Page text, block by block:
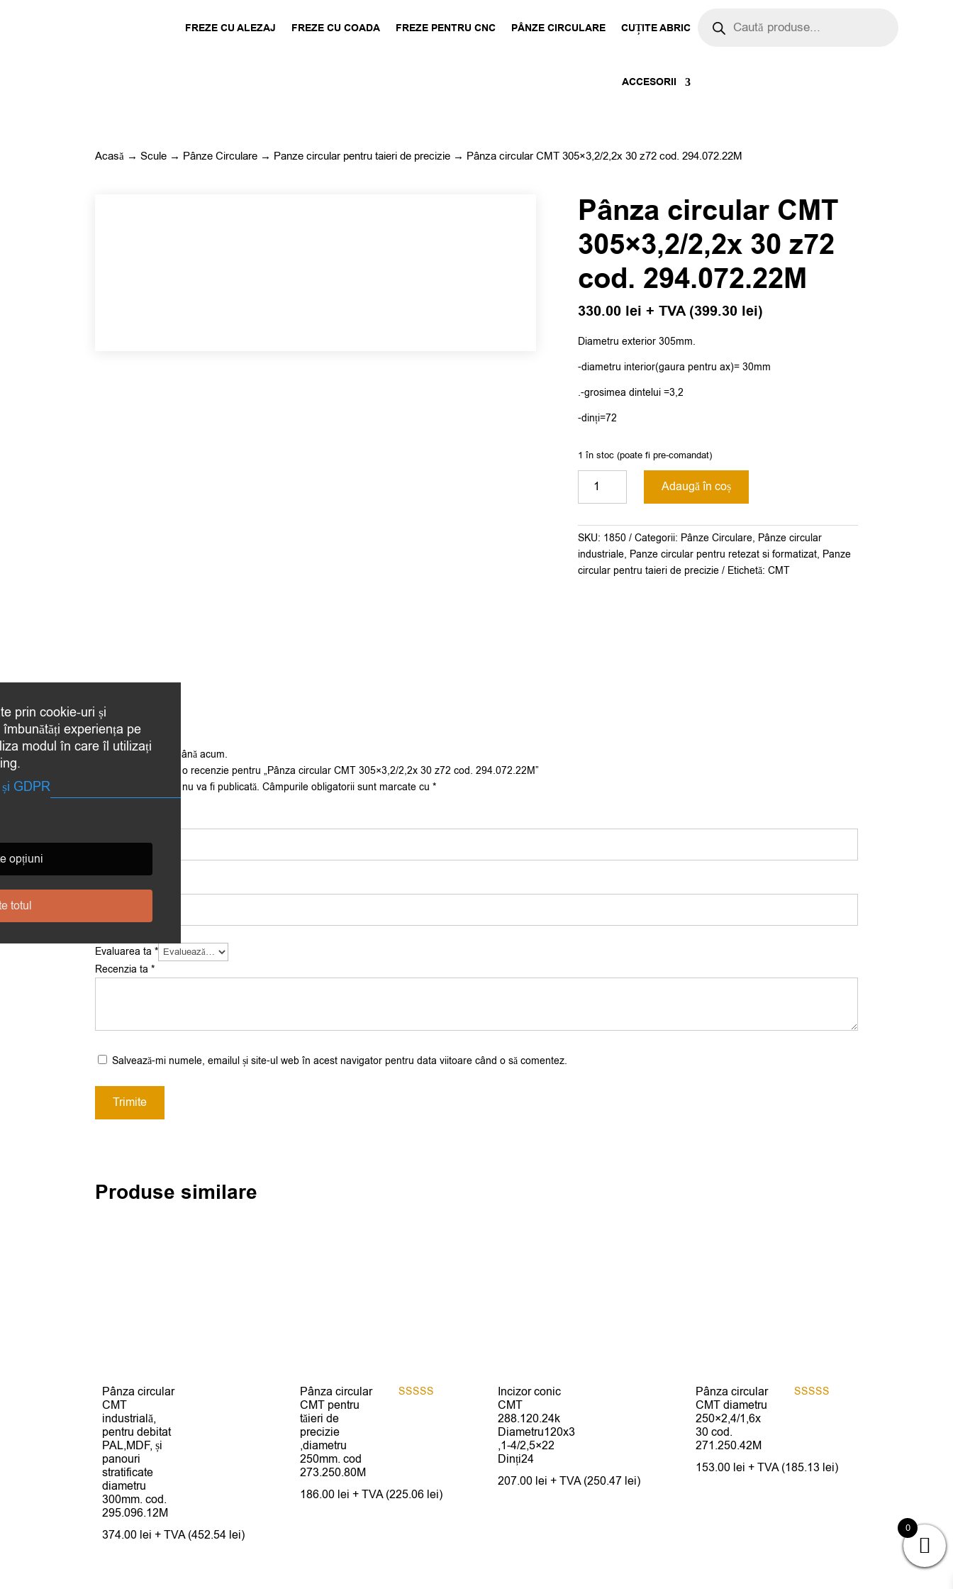
FREZE CU ALEZAJ FREZE CU COADA FREZE PENTRU CNC PÂNZE CIRCULARE CUȚITE ABRIC
ACCESORII
search
Acasă →Scule → Pânze Circulare → Panze circular pentru taieri de precizie → Pânza circular CMT 305×3,2/2,2x 30 z72 cod. 294.072.22M
Pânza circular CMT
305×3,2/2,2x 30 z72
cod. 294.072.22M
330.00 lei + TVA (399.30 lei)
Diametru exterior 305mm.
-diametru interior(gaura pentru ax)= 30mm
.-grosimea dintelui =3,2
-dinți=72
1 în stoc (poate fi pre-comandat)
Pânza
CMT
305x3,2/2,2x
30
z72
Adaugă în coș
SKU: 1850 Categorii: Pânze Circulare, Pânze circular
industriale, Panze circular pentru retezat si formatizat, Panze
circular pentru taieri de precizie
Etichetă: CMT
Nu există recenzii până acum.
Fii primul care scrii o recenzie pentru „Pânza circular CMT 305×3,2/2,2x 30 z72 cod. 294.072.22M”
Adresa ta de email nu va fi publicată. Câmpurile obligatorii sunt marcate cu*
Evaluarea ta*
Recenzia ta*
Salvează-mi numele, emailul și site-ul web în acest navigator pentru data viitoare când o să comentez.
Produse similare
Pânza circular
CMT
industrială,
pentru debitat
PAL,MDF, și
panouri
stratificate
diametru
300mm. cod.
295.096.12M
374.00 lei + TVA (452.54 lei)
Pânza circular
CMT pentru
tăieri de
precizie
,diametru
250mm. cod
273.250.80M
186.00 lei + TVA (225.06 lei)
Incizor conic
CMT
288.120.24k
Diametru120x3
,1-4/2,5×22
Dinți24
207.00 lei + TVA (250.47 lei)
Pânza circular
CMT diametru
250×2,4/1,6x
30 cod.
271.250.42M
153.00 lei + TVA (185.13 lei)
0
prin cookie-uri și
experiența pe
modul în care îl utilizați
GDPR
opțiuni
totul